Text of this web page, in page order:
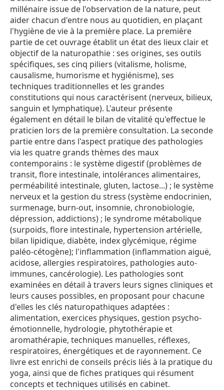
millénaire issue de l'observation de la nature, peut
aider chacun d'entre nous au quotidien, en plaçant
l'hygiène de vie à la première place. La première
partie de cet ouvrage établit un état des lieux clair et
objectif de la naturopathie : ses origines, ses outils
spécifiques, ses cinq piliers (vitalisme, holisme,
causalisme, humorisme et hygiénisme), ses
techniques traditionnelles et les grandes
constitutions qui nous caractérisent (nerveux, bilieux,
sanguin et lymphatique). L'auteur présente
également en détail le bilan de vitalité qu'effectue le
praticien lors de la première consultation. La seconde
partie entre dans l'aspect pratique des pathologies
via les quatre grands thèmes des maux
contemporains : le système digestif (problèmes de
transit, flore intestinale, intolérances alimentaires,
perméabilité intestinale, gluten, lactose...) ; le système
nerveux et la gestion du stress (système endocrinien,
surmenage, burn-out, insomnie, chronobiologie,
dépression, addictions) ; le syndrome métabolique
(surpoids, flore intestinale, hypertension artérielle,
bilan lipidique, diabète, index glycémique, régime
paléo-cétogène); l'inflammation (inflammation aiguë,
acidose, allergies respiratoires, pathologies auto-
immunes, cancérologie). Les pathologies sont
examinées en détail à travers leurs signes cliniques et
leurs causes possibles, en proposant pour chacune
d'elles les clés naturopathiques adaptées :
alimentation, exercices physiques, gestion psycho-
émotionnelle, hydrologie, phytothérapie et
aromathérapie, techniques manuelles, réflexes,
respiratoires, énergétiques et de rayonnement. Ce
livre est enrichi de conseils précis liés à la pratique du
yoga, ainsi que de fiches pratiques qui résument
concepts et techniques utilisés en cabinet.